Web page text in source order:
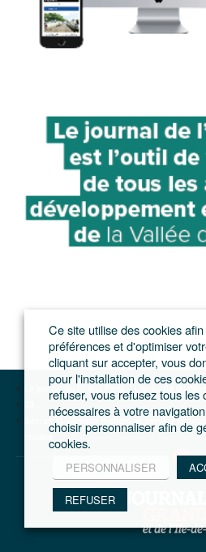
Le journal du Grand Paris – L'actualité du
Sevran et Villepinte mettent en service
chaleur
Ce site utilise des cookies
préférences et d'optimiser
cliquant sur accepter, vous
pour l'installation de ces
refuser, vous refusez tous les
nécessaires à votre
choisir personnaliser afin de
cookies.
PERSONNALISER
REFUSER